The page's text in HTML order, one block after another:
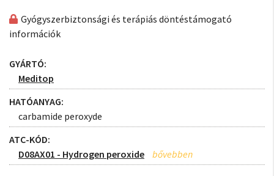
Gyógyszerbiztonsági és terápiás döntéstámogató
információk
GYÁRTÓ:
Meditop
HATÓANYAG:
carbamide peroxyde
ATC-KÓD:
D08AX01 - Hydrogen peroxide